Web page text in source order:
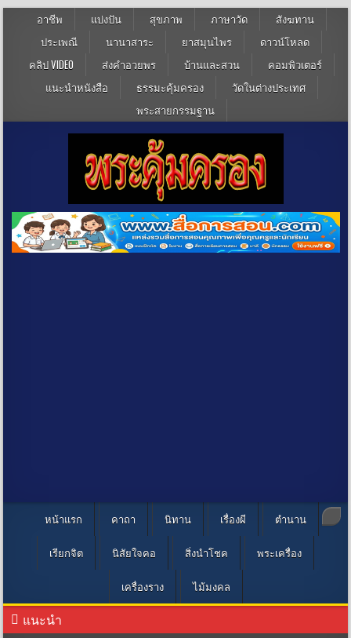
อาชีพ แบ่งปัน สุขภาพ ภาษาวัด
สังฆทาน
ประเพณี
นานาสาระ ยาสมุนไพร
ดาวน์โหลด
คลิป VIDEO
ส่งคำอวยพร บ้านและสวน
คอมพิวเตอร์
แนะนำหนังสือ
ธรรมะคุ้มครอง
วัดในต่างประเทศ
พระสายกรรมฐาน
หน้าแรก คาถา นิทาน เรื่องผี ตำนาน
เรียกจิต นิสัยใจคอ สิ่งนำโชค พระเครื่อง
เครื่องราง ไม้มงคล
แนะนำ